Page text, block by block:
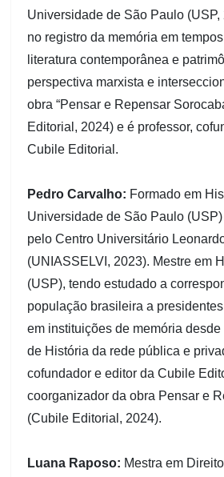
Universidade de São Paulo
no registro da memória em
literatura contemporânea e
perspectiva marxista e
obra “Pensar e Repensar
Editorial, 2024) e é professor,
Cubile Editorial.
Pedro Carvalho: Formado em
Universidade de São Paulo
pelo Centro Universitário
(UNIASSELVI, 2023). Mestre em
(USP), tendo estudado a
população brasileira a
em instituições de memória
de História da rede pública e
cofundador e editor da Cubile
coorganizador da obra Pensar e
(Cubile Editorial, 2024).
Luana Raposo: Mestra em